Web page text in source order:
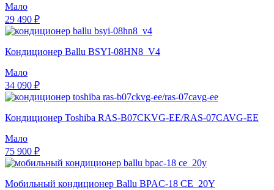
Мало
29 490 ₽
Кондиционер Ballu BSYI-08HN8_V4
Мало
34 090 ₽
Кондиционер Toshiba RAS-B07CKVG-EE/RAS-07CAVG-EE
Мало
75 900 ₽
Мобильный кондиционер Ballu BPAC-18 CE_20Y